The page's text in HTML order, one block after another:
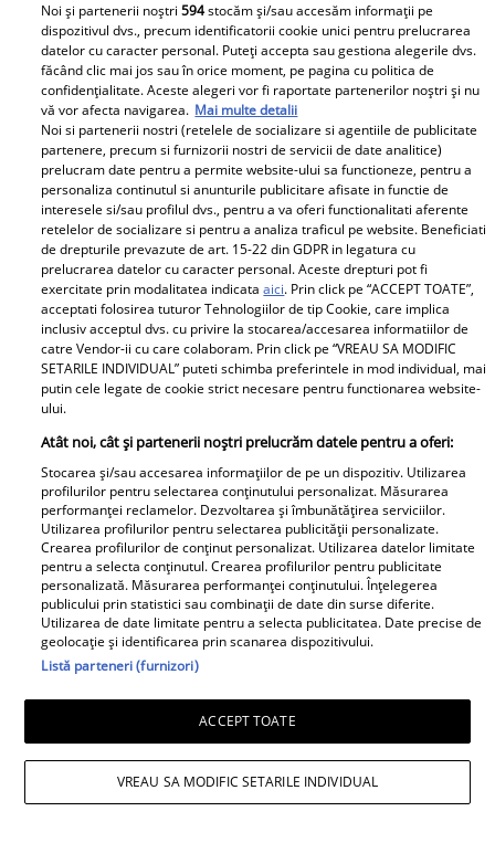
Noi și partenerii noștri594stocăm și/sau accesăm informații pe
dispozitivul dvs., precum identificatorii cookie unici pentru prelucrarea
datelor cu caracter personal. Puteți accepta sau gestiona alegerile dvs.
făcând clic mai jos sau în orice moment, pe pagina cu politica de
confidențialitate. Aceste alegeri vor fi raportate partenerilor noștri și nu
vă vor afecta navigarea. Mai multe detalii
Noi si partenerii nostri (retelele de socializare si agentiile de publicitate
partenere, precum si furnizorii nostri de servicii de date analitice)
prelucram date pentru a permite website-ului sa functioneze, pentru a
personaliza continutul si anunturile publicitare afisate in functie de
interesele si/sau profilul dvs., pentru a va oferi functionalitati aferente
retelelor de socializare si pentru a analiza traficul pe website. Beneficiati
de drepturile prevazute de art. 15-22 din GDPR in legatura cu
prelucrarea datelor cu caracter personal. Aceste drepturi pot fi
exercitate prin modalitatea indicataaici. Prin click pe “ACCEPT TOATE”,
acceptati folosirea tuturor Tehnologiilor de tip Cookie, care implica
inclusiv acceptul dvs. cu privire la stocarea/accesarea informatiilor de
catre Vendor-ii cu care colaboram. Prin click pe “VREAU SA MODIFIC
SETARILE INDIVIDUAL” puteti schimba preferintele in mod individual, mai
putin cele legate de cookie strict necesare pentru functionarea website-
ului.
Atât noi, cât și partenerii noștri prelucrăm datele pentru a oferi:
Stocarea și/sau accesarea informațiilor de pe un dispozitiv. Utilizarea
profilurilor pentru selectarea conținutului personalizat. Măsurarea
performanței reclamelor. Dezvoltarea și îmbunătățirea serviciilor.
Utilizarea profilurilor pentru selectarea publicității personalizate.
Crearea profilurilor de conținut personalizat. Utilizarea datelor limitate
pentru a selecta conținutul. Crearea profilurilor pentru publicitate
personalizată. Măsurarea performanței conținutului. Înțelegerea
publicului prin statistici sau combinații de date din surse diferite.
Utilizarea de date limitate pentru a selecta publicitatea. Date precise de
geolocație și identificarea prin scanarea dispozitivului.
Listă parteneri (furnizori)
ACCEPT TOATE
VREAU SA MODIFIC SETARILE INDIVIDUAL